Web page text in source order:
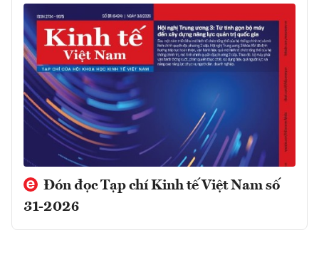
Đón đọc Tạp chí Kinh tế Việt Nam số
31-2026